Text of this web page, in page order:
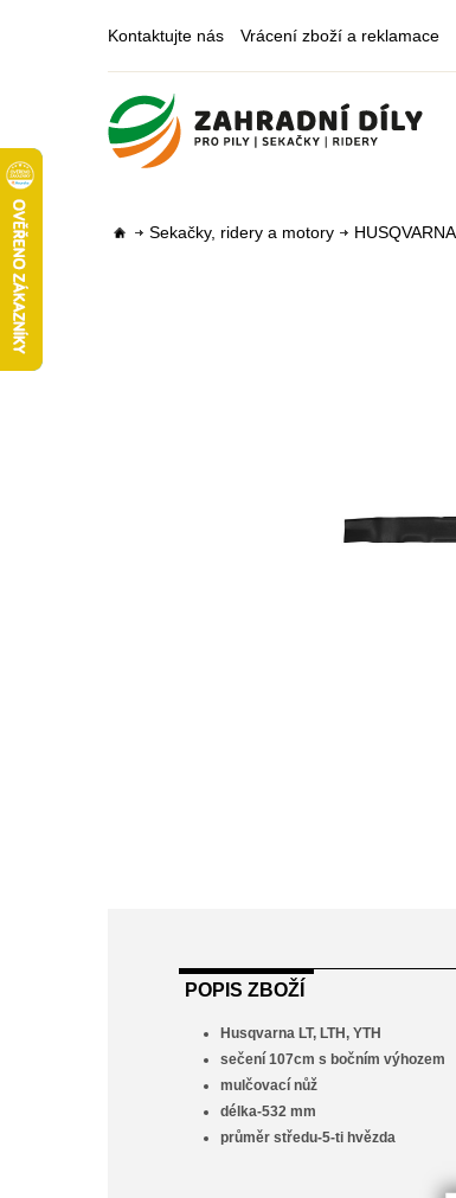
Kontaktujte nás Vrácení zboží a reklamace
Sekačky, ridery a motory HUSQVARNA
POPIS ZBOŽÍ
Husqvarna LT, LTH, YTH
sečení 107cm s bočním výhozem
mulčovací nůž
délka-532 mm
průměr středu-5-ti hvězda